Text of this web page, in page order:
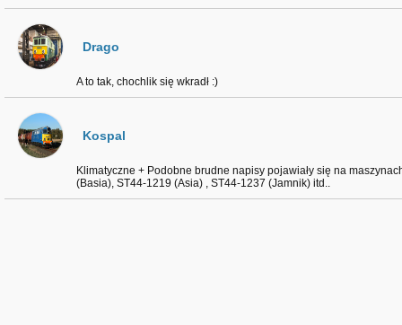
Drago
A to tak, chochlik się wkradł :)
Kospal
Klimatyczne + Podobne brudne napisy pojawiały się na
(Basia), ST44-1219 (Asia) , ST44-1237 (Jamnik) itd..